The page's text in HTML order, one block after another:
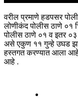
वरील प्रमाणे हडपसर
लोणीकंद पोलीस ठाणे ०१
पोलीस ठाणे ०१ व इतर
असे एकुण ११ गुन्हे उघड
हस्तगत करण्यात आला आहे
आहे .